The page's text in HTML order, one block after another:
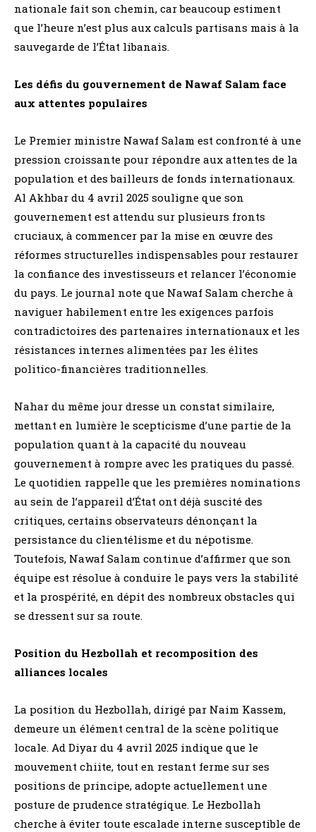
nationale fait son chemin, car beaucoup estiment
que l’heure n’est plus aux calculs partisans mais à la
sauvegarde de l’État libanais.
Les défis du gouvernement de Nawaf Salam face
aux attentes populaires
Le Premier ministre Nawaf Salam est confronté à une
pression croissante pour répondre aux attentes de la
population et des bailleurs de fonds internationaux.
Al Akhbar du 4 avril 2025 souligne que son
gouvernement est attendu sur plusieurs fronts
cruciaux, à commencer par la mise en œuvre des
réformes structurelles indispensables pour restaurer
la confiance des investisseurs et relancer l’économie
du pays. Le journal note que Nawaf Salam cherche à
naviguer habilement entre les exigences parfois
contradictoires des partenaires internationaux et les
résistances internes alimentées par les élites
politico-financières traditionnelles.
Nahar du même jour dresse un constat similaire,
mettant en lumière le scepticisme d’une partie de la
population quant à la capacité du nouveau
gouvernement à rompre avec les pratiques du passé.
Le quotidien rappelle que les premières nominations
au sein de l’appareil d’État ont déjà suscité des
critiques, certains observateurs dénonçant la
persistance du clientélisme et du népotisme.
Toutefois, Nawaf Salam continue d’affirmer que son
équipe est résolue à conduire le pays vers la stabilité
et la prospérité, en dépit des nombreux obstacles qui
se dressent sur sa route.
Position du Hezbollah et recomposition des
alliances locales
La position du Hezbollah, dirigé par Naim Kassem,
demeure un élément central de la scène politique
locale. Ad Diyar du 4 avril 2025 indique que le
mouvement chiite, tout en restant ferme sur ses
positions de principe, adopte actuellement une
posture de prudence stratégique. Le Hezbollah
cherche à éviter toute escalade interne susceptible de